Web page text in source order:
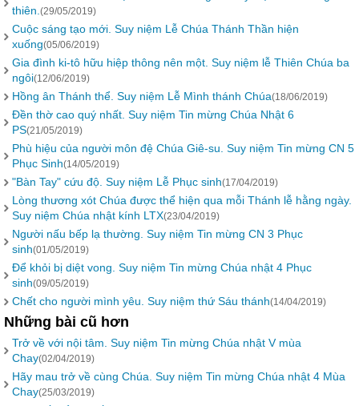
thiên. (29/05/2019)
Cuộc sáng tạo mới. Suy niệm Lễ Chúa Thánh Thần hiện
xuống(05/06/2019)
Gia đình ki-tô hữu hiệp thông nên một. Suy niệm lễ Thiên Chúa ba
ngôi(12/06/2019)
Hồng ân Thánh thể. Suy niệm Lễ Mình thánh Chúa(18/06/2019)
Đền thờ cao quý nhất. Suy niệm Tin mừng Chúa Nhật 6
PS(21/05/2019)
Phù hiệu của người môn đệ Chúa Giê-su. Suy niệm Tin mừng CN 5
Phục Sinh(14/05/2019)
"Bàn Tay" cứu độ. Suy niệm Lễ Phục sinh(17/04/2019)
Lòng thương xót Chúa được thể hiện qua mỗi Thánh lễ hằng ngày.
Suy niệm Chúa nhật kính LTX(23/04/2019)
Người nấu bếp lạ thường. Suy niệm Tin mừng CN 3 Phục
sinh(01/05/2019)
Để khỏi bị diệt vong. Suy niệm Tin mừng Chúa nhật 4 Phục
sinh(09/05/2019)
Chết cho người mình yêu. Suy niệm thứ Sáu thánh(14/04/2019)
Những bài cũ hơn
Trở về với nội tâm. Suy niệm Tin mừng Chúa nhật V mùa
Chay(02/04/2019)
Hãy mau trở về cùng Chúa. Suy niệm Tin mừng Chúa nhật 4 Mùa
Chay(25/03/2019)